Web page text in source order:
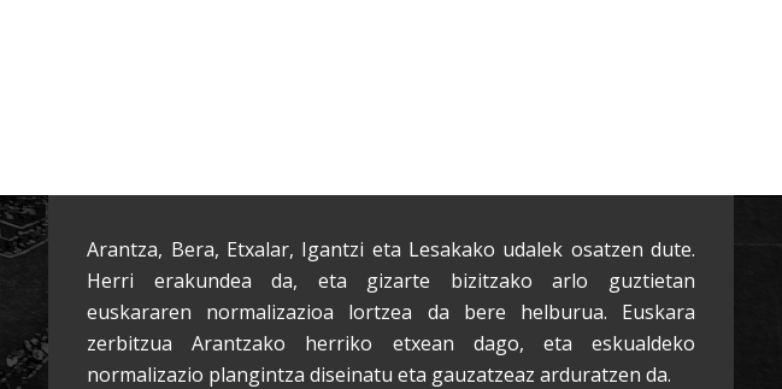
Arantza, Bera, Etxalar, Igantzi eta Lesakako udalek osatzen dute.
Herri erakundea da, eta gizarte bizitzako arlo guztietan
euskararen normalizazioa lortzea da bere helburua. Euskara
zerbitzua Arantzako herriko etxean dago, eta eskualdeko
normalizazio plangintza diseinatu eta gauzatzeaz arduratzen da.